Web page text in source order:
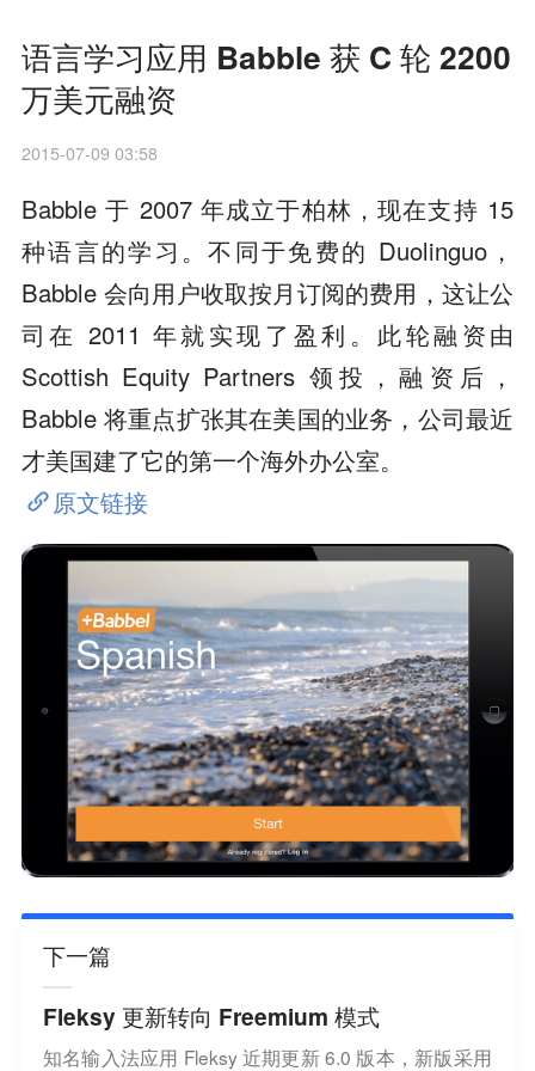
语言学习应用 Babble 获 C 轮 2200
万美元融资
2015-07-09 03:58
Babble 于 2007 年成立于柏林，现在支持 15
种语言的学习。不同于免费的 Duolinguo，
Babble 会向用户收取按月订阅的费用，这让公
司在 2011 年就实现了盈利。此轮融资由
Scottish Equity Partners 领投，融资后，
Babble 将重点扩张其在美国的业务，公司最近
才美国建了它的第一个海外办公室。
原文链接
下一篇
Fleksy 更新转向 Freemium 模式
知名输入法应用 Fleksy 近期更新 6.0 版本，新版采用